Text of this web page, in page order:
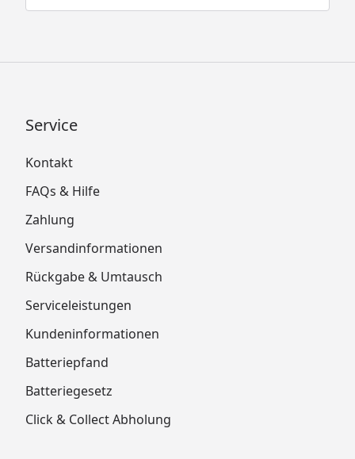
Service
Kontakt
FAQs & Hilfe
Zahlung
Versandinformationen
Rückgabe & Umtausch
Serviceleistungen
Kundeninformationen
Batteriepfand
Batteriegesetz
Click & Collect Abholung